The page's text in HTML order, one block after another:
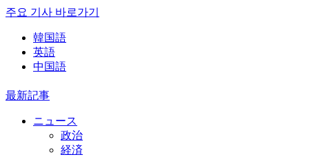
주요 기사 바로가기
韓国語
英語
中国語
最新記事
ニュース
政治
経済